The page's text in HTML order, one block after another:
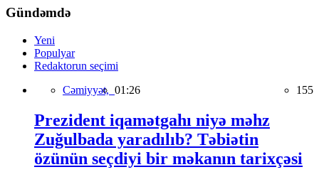
Gündəmdə
Yeni
Populyar
Redaktorun seçimi
Cəmiyyət, 01:26 155
Prezident iqamətgahı niyə məhz
Zuğulbada yaradılıb? Təbiətin
özünün seçdiyi bir məkanın tarixçəsi